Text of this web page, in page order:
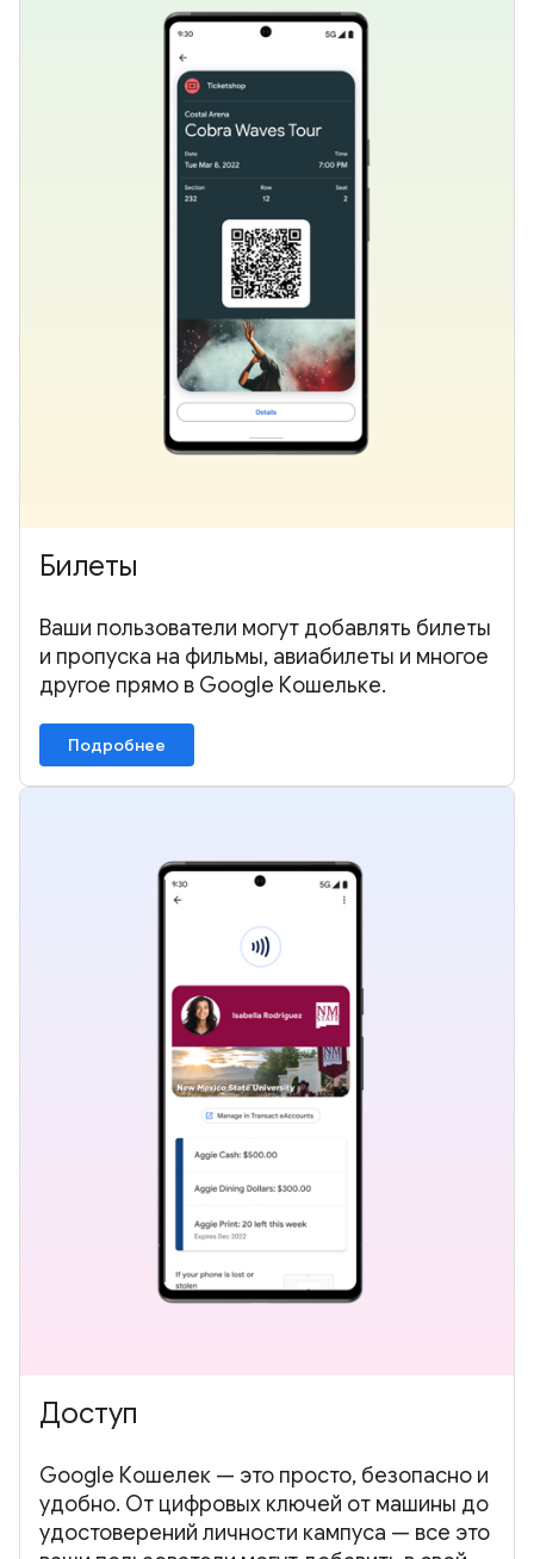
Билеты
Ваши пользователи могут добавлять билеты
и пропуска на фильмы, авиабилеты и многое
другое прямо в Google Кошельке.
Подробнее
Доступ
Google Кошелек — это просто, безопасно и
удобно. От цифровых ключей от машины до
удостоверений личности кампуса — все это